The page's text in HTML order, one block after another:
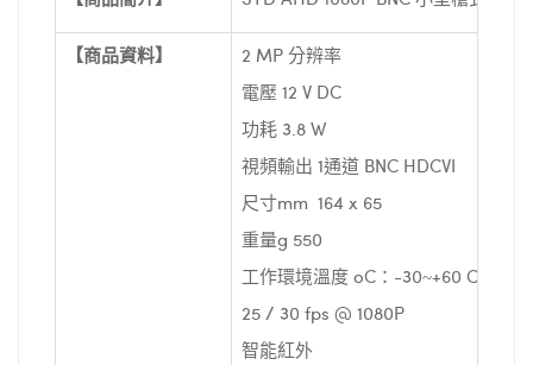
【商品資料】
2 MP 分辨率
電壓 12 V DC
功耗 3.8 W
視頻輸出 1通道 BNC HDCVI
尺寸mm 164 x 65
重量g 550
工作環境溫度 oC：-30~+60 C
25 / 30 fps @ 1080P
智能紅外